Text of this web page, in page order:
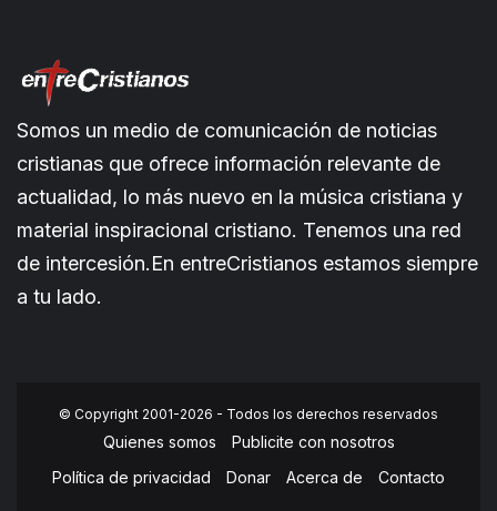
Somos un medio de comunicación de noticias
cristianas que ofrece información relevante de
actualidad, lo más nuevo en la música cristiana y
material inspiracional cristiano. Tenemos una red
de intercesión.En entreCristianos estamos siempre
a tu lado.
© Copyright 2001-2026 - Todos los derechos reservados
Quienes somos
Publicite con nosotros
Política de privacidad
Donar Acerca de Contacto